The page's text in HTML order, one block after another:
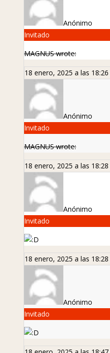
Anónimo
Invitado
MAGNUS wrote:
18 enero, 2025 a las 18:26
Anónimo
Invitado
MAGNUS wrote:
18 enero, 2025 a las 18:28
Anónimo
Invitado
18 enero, 2025 a las 18:28
Anónimo
Invitado